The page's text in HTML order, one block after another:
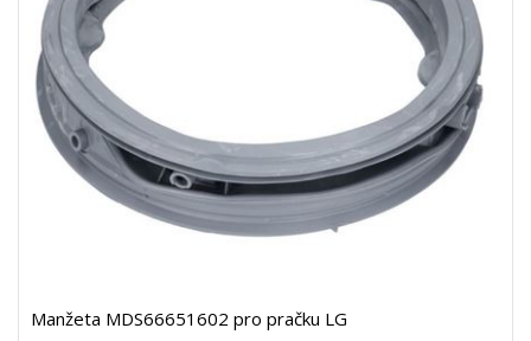
Manžeta MDS66651602 pro pračku LG